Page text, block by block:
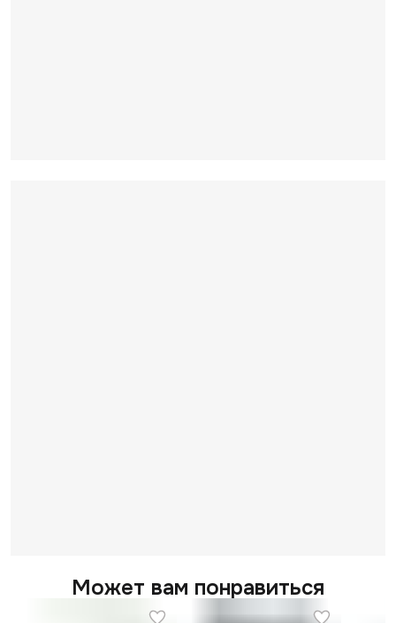
Может вам понравиться